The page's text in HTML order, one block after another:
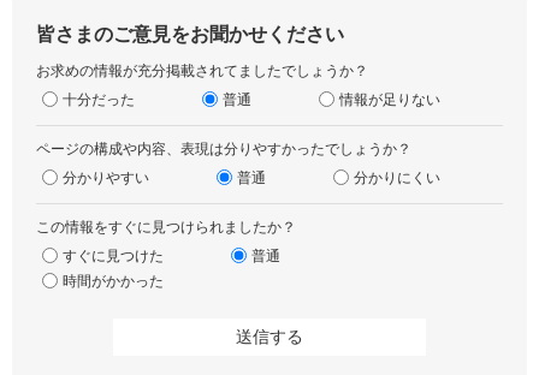
皆さまのご意見をお聞かせください
お求めの情報が充分掲載されてましたでしょうか？
十分だった
普通 情報が足りない
ページの構成や内容、表現は分りやすかったでしょうか？
分かりやすい
普通 分かりにくい
この情報をすぐに見つけられましたか？
すぐに見つけた
普通
時間がかかった